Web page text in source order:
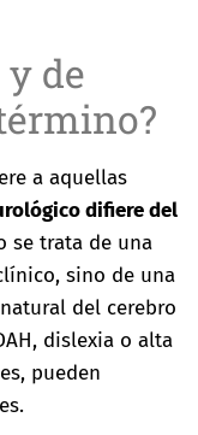
de
a aquellas
difiere del
se trata de una
sino de una
del cerebro
dislexia o alta
pueden